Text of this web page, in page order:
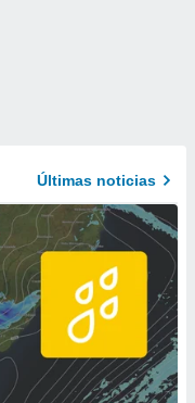
Últimas noticias